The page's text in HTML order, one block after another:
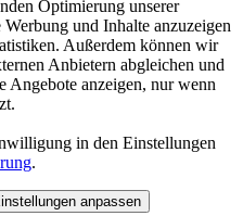
Optimierung unserer
und Inhalte anzuzeigen
Außerdem können wir
Anbietern abgleichen und
Angebote anzeigen, nur wenn
in den Einstellungen
.
anpassen